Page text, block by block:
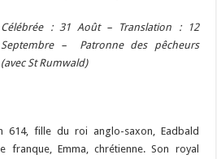
Célébrée : 31 Août – Translation : 12
Septembre – Patronne des pêcheurs
(avec St Rumwald)
614, fille du roi anglo-saxon, Eadbald
franque, Emma, chrétienne. Son royal